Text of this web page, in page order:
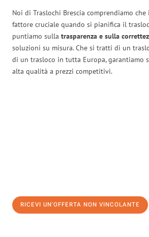
Noi di Traslochi Brescia comprendiamo
fattore cruciale quando si pianifica il
puntiamo sulla trasparenza e sulla
soluzioni su misura. Che si tratti di un
di un trasloco in tutta Europa, garantiamo
alta qualità a prezzi competitivi.
RICEVI UN'OFFERTA NON VINCOLANTE